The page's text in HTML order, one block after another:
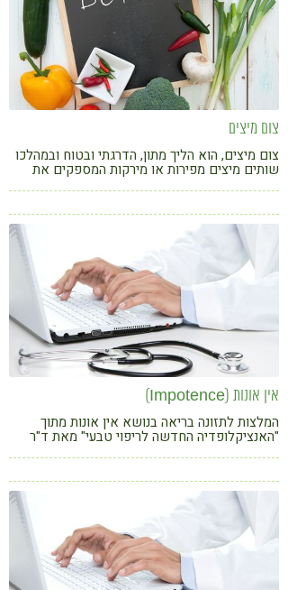
צום מיצים
צום מיצים, הוא הליך מתון, הדרגתי ובטוח ובמהלכו
שותים מיצים מפירות או מירקות המספקים את
מהגוף.
אין אונות (Impotence)
המלצות לתזונה בריאה בנושא אין אונות מתוך
"האנציקלופדיה החדשה לריפוי טבעי" מאת ד"ר
בהוצאת פוקוס